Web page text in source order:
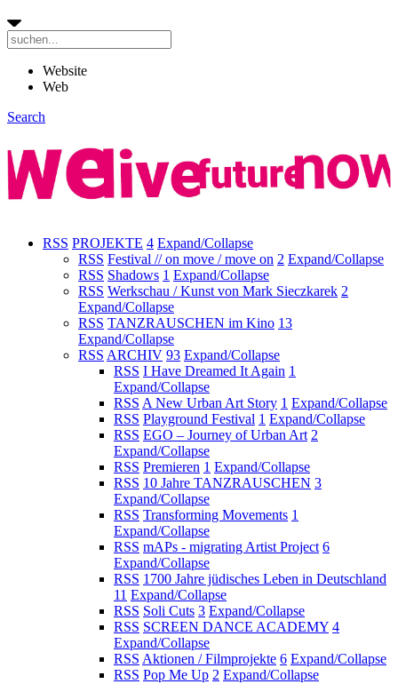
Website
Web
Search
RSS PROJEKTE 4 Expand/Collapse
RSS Festival // on move / move on 2 Expand/Collapse
RSS Shadows 1 Expand/Collapse
RSS Werkschau / Kunst von Mark Sieczkarek 2
Expand/Collapse
RSS TANZRAUSCHEN im Kino 13
Expand/Collapse
RSS ARCHIV 93 Expand/Collapse
RSS I Have Dreamed It Again 1
Expand/Collapse
RSS A New Urban Art Story 1 Expand/Collapse
RSS Playground Festival 1 Expand/Collapse
RSS EGO – Journey of Urban Art 2
Expand/Collapse
RSS Premieren 1 Expand/Collapse
RSS 10 Jahre TANZRAUSCHEN 3
Expand/Collapse
RSS Transforming Movements 1
Expand/Collapse
RSS mAPs - migrating Artist Project 6
Expand/Collapse
RSS 1700 Jahre jüdisches Leben in Deutschland
11 Expand/Collapse
RSS Soli Cuts 3 Expand/Collapse
RSS SCREEN DANCE ACADEMY 4
Expand/Collapse
RSS Aktionen / Filmprojekte 6 Expand/Collapse
RSS Pop Me Up 2 Expand/Collapse